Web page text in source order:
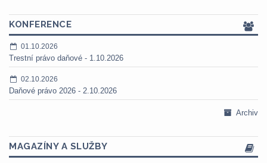
KONFERENCE
01.10.2026
Trestní právo daňové - 1.10.2026
02.10.2026
Daňové právo 2026 - 2.10.2026
Archiv
MAGAZÍNY A SLUŽBY